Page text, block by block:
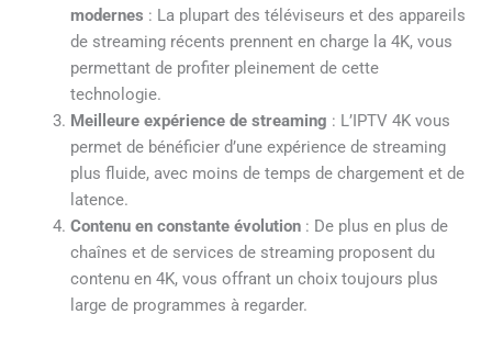
modernes : La plupart des téléviseurs et des appareils
de streaming récents prennent en charge la 4K, vous
permettant de profiter pleinement de cette
technologie.
Meilleure expérience de streaming : L’IPTV 4K vous
permet de bénéficier d’une expérience de streaming
plus fluide, avec moins de temps de chargement et de
latence.
Contenu en constante évolution: De plus en plus de
chaînes et de services de streaming proposent du
contenu en 4K, vous offrant un choix toujours plus
large de programmes à regarder.